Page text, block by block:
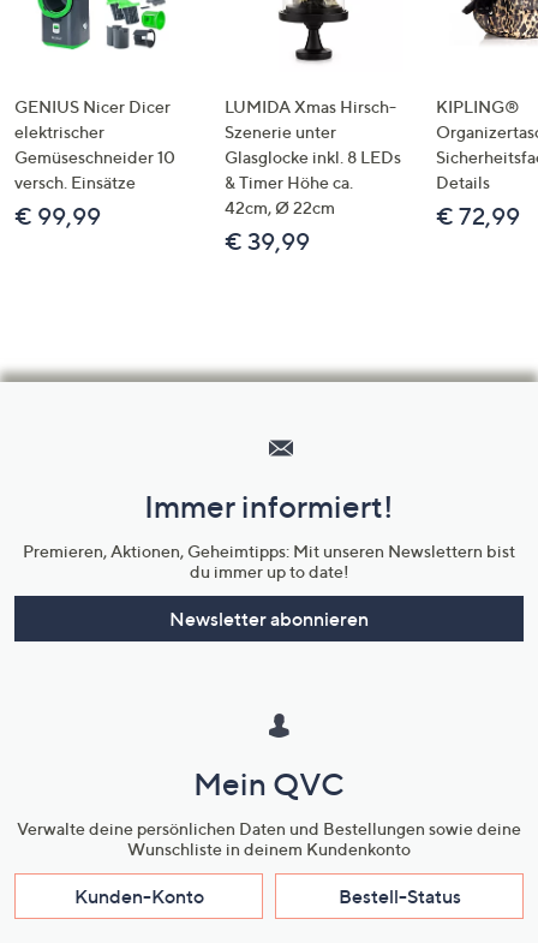
GENIUS Nicer Dicer
elektrischer
Gemüseschneider 10
versch. Einsätze
€ 99,99
LUMIDA Xmas Hirsch-
Szenerie unter
Glasglocke inkl. 8 LEDs
& Timer Höhe ca.
42cm, Ø 22cm
€ 39,99
KIPLING®
Details
€ 72,99
Unternehmensinformationen
Immer informiert!
Premieren, Aktionen, Geheimtipps: Mit unseren Newslettern bist
du immer up to date!
Newsletter abonnieren
Mein QVC
Verwalte deine persönlichen Daten und Bestellungen sowie deine
Wunschliste in deinem Kundenkonto
Kunden-Konto Bestell-Status